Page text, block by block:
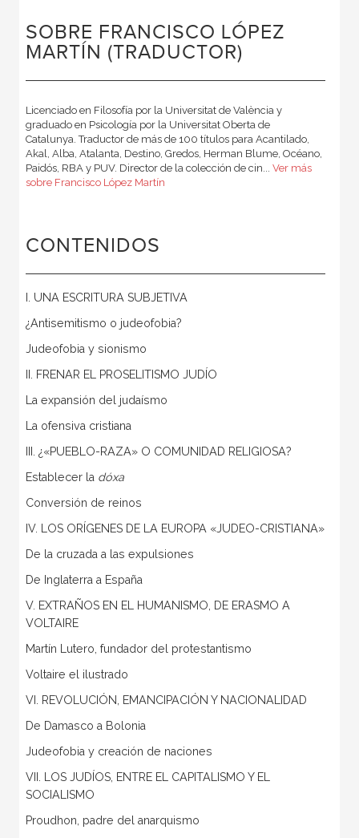
SOBRE FRANCISCO LÓPEZ
MARTÍN (TRADUCTOR)
Licenciado en Filosofía por la Universitat de València y
graduado en Psicología por la Universitat Oberta de
Catalunya. Traductor de más de 100 títulos para Acantilado,
Akal, Alba, Atalanta, Destino, Gredos, Herman Blume, Océano,
Paidós, RBA y PUV. Director de la colección de cin... Ver más
sobre Francisco López Martín
CONTENIDOS
I. UNA ESCRITURA SUBJETIVA
¿Antisemitismo o judeofobia?
Judeofobia y sionismo
II. FRENAR EL PROSELITISMO JUDÍO
La expansión del judaísmo
La ofensiva cristiana
III. ¿«PUEBLO-RAZA» O COMUNIDAD RELIGIOSA?
Establecer la dóxa
Conversión de reinos
IV. LOS ORÍGENES DE LA EUROPA «JUDEO-CRISTIANA»
De la cruzada a las expulsiones
De Inglaterra a España
V. EXTRAÑOS EN EL HUMANISMO, DE ERASMO A
VOLTAIRE
Martín Lutero, fundador del protestantismo
Voltaire el ilustrado
VI. REVOLUCIÓN, EMANCIPACIÓN Y NACIONALIDAD
De Damasco a Bolonia
Judeofobia y creación de naciones
VII. LOS JUDÍOS, ENTRE EL CAPITALISMO Y EL
SOCIALISMO
Proudhon, padre del anarquismo